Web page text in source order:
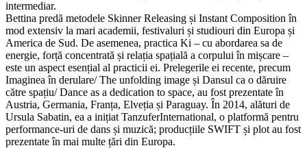
intermediar.
Bettina predă metodele Skinner Releasing și Instant Composition în
mod extensiv la mari academii, festivaluri și studiouri din Europa și
America de Sud. De asemenea, practica Ki – cu abordarea sa de
energie, forță concentrată și relația spațială a corpului în mișcare –
este un aspect esențial al practicii ei. Prelegerile ei recente, precum
Imaginea în derulare/ The unfolding image și Dansul ca o dăruire
către spațiu/ Dance as a dedication to space, au fost prezentate în
Austria, Germania, Franța, Elveția și Paraguay. În 2014, alături de
Ursula Sabatin, ea a inițiat TanzuferInternational, o platformă pentru
performance-uri de dans și muzică; producțiile SWIFT și plot au fost
prezentate în mai multe țări din Europa.